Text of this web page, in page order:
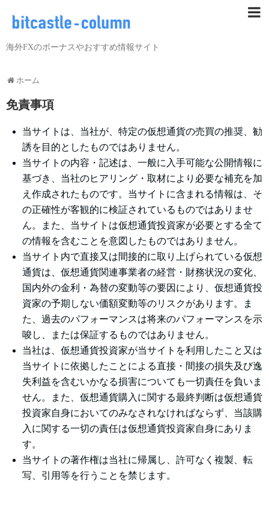
海外FXのボーナスやおすすめ情報サイト
ホーム
免責事項
当サイトは、当社が、特定の仮想通貨の売買の推奨、勧
誘を目的としたものではありません。
当サイトの内容・記述は、一般に入手可能な公開情報に
基づき、当社のヒアリング・取材により必要な補充を加
え作成されたものです。当サイトに含まれる情報は、そ
の正確性が客観的に検証されているものではありませ
ん。また、当サイトは仮想通貨投資家が必要とする全て
の情報を含むことを意図したものではありません。
当サイト内で直接又は間接的に取り上げられている仮想
通貨は、仮想通貨関連事業者の経営・財務状況の変化、
国内外の金利・為替の変動等の要因により、仮想通貨投
資家の予期しない価額変動等のリスクがあります。ま
た、過去のパフォーマンスは将来のパフォーマンスを示
唆し、または保証するものではありません。
当社は、仮想通貨投資家が当サイトを利用したこと又は
当サイトに依拠したことによる直接・間接の損失及び逸
失利益を含むいかなる損害についても一切責任を負いま
せん。また、仮想通貨購入に関する最終判断は仮想通貨
投資家自身においてのみなされなければならず、当該購
入に関する一切の責任は仮想通貨投資家自身にありま
す。
当サイトの著作権は当社に帰属し、許可なく複製、転
写、引用等を行うことを禁じます。